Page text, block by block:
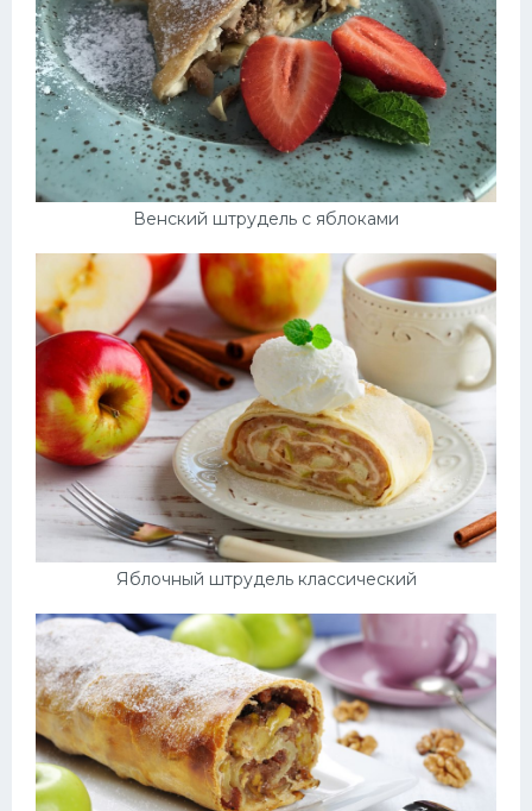
Венский штрудель с яблоками
Яблочный штрудель классический